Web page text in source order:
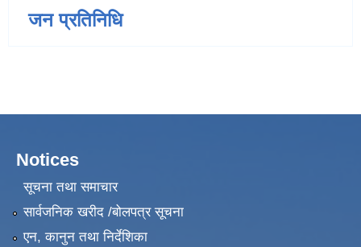
जन प्रतिनिधि
Notices
सूचना तथा समाचार
सार्वजनिक खरीद /बोलपत्र सूचना
एन, कानुन तथा निर्देशिका